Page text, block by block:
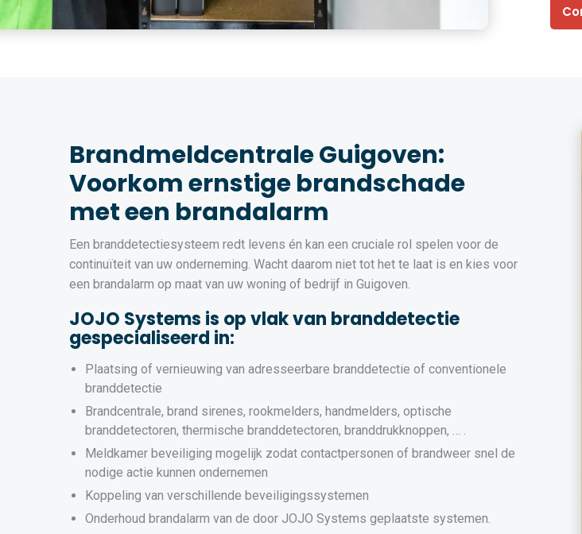
Brandmeldcentrale Guigoven:
Voorkom ernstige brandschade
met een brandalarm
Een branddetectiesysteem redt levens én kan een cruciale rol spelen voor de
continuïteit van uw onderneming. Wacht daarom niet tot het te laat is en kies voor
een brandalarm op maat van uw woning of bedrijf in Guigoven.
JOJO Systems is op vlak van branddetectie
gespecialiseerd in:
Plaatsing of vernieuwing van adresseerbare branddetectie of conventionele
branddetectie
Brandcentrale, brand sirenes, rookmelders, handmelders, optische
branddetectoren, thermische branddetectoren, branddrukknoppen, … .
Meldkamer beveiliging mogelijk zodat contactpersonen of brandweer snel de
nodige actie kunnen ondernemen
Koppeling van verschillende beveiligingssystemen
Onderhoud brandalarm van de door JOJO Systems geplaatste systemen.